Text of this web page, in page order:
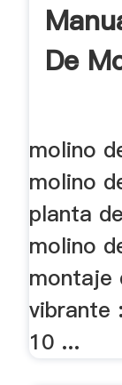
De
molino
molino
planta
molino
montaje
vibrante
10 ...